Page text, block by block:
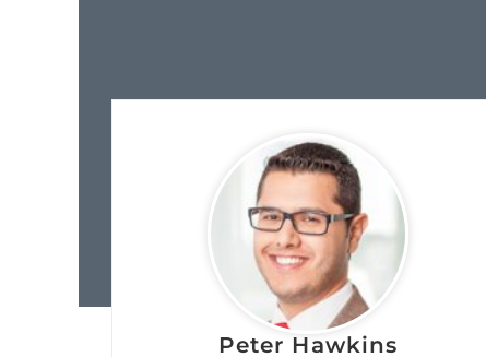
Peter Hawkins